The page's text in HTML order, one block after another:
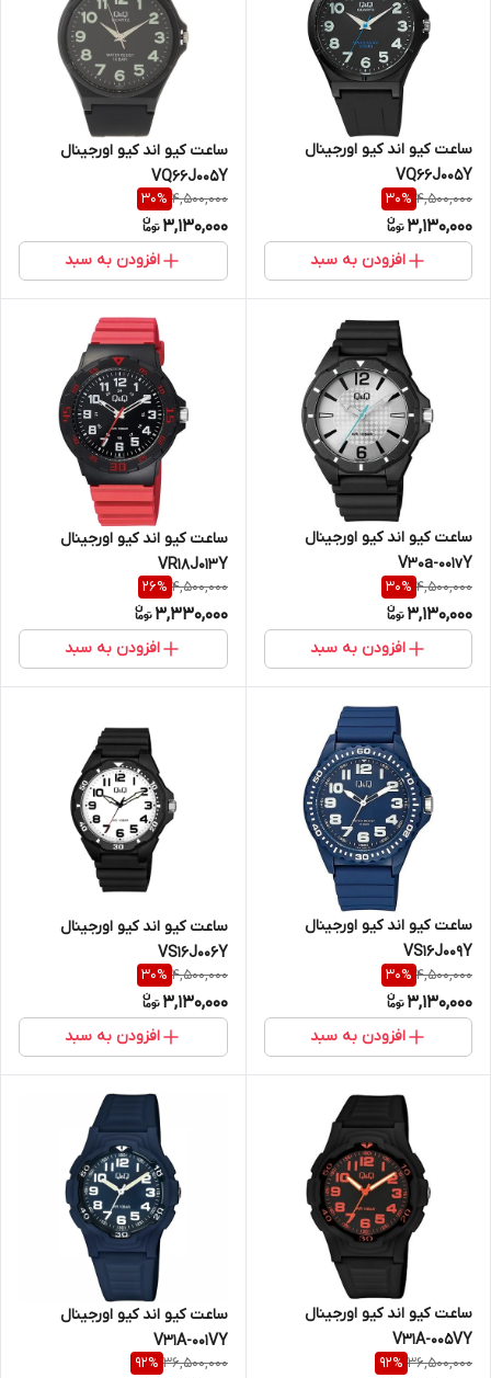
ساعت کیو اند کیو اورجینال
VQ66J005Y
4,500,000
30%
3,130,000
افزودن به سبد
ساعت کیو اند کیو اورجینال
VQ66J005Y
4,500,000
30%
3,130,000
افزودن به سبد
ساعت کیو اند کیو اورجینال
V30a-001vY
4,500,000
30%
3,130,000
افزودن به سبد
ساعت کیو اند کیو اورجینال
VR18J013Y
4,500,000
26%
3,330,000
افزودن به سبد
ساعت کیو اند کیو اورجینال
VS16J009Y
4,500,000
30%
3,130,000
افزودن به سبد
ساعت کیو اند کیو اورجینال
VS16J006Y
4,500,000
30%
3,130,000
افزودن به سبد
ساعت کیو اند کیو اورجینال
V31A-005VY
36,500,000
92%
ساعت کیو اند کیو اورجینال
V31A-001VY
36,500,000
92%